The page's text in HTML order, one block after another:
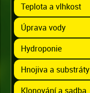
Teplota a vlhkost
Úprava vody
Hydroponie
Hnojiva a substráty
Klonování a sadba